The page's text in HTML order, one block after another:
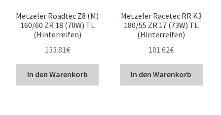
Metzeler Roadtec Z8 (M)
160/60 ZR 18 (70W) TL
(Hinterreifen)
133.81€
In den Warenkorb
Metzeler Racetec RR K3
180/55 ZR 17 (73W) TL
(Hinterreifen)
181.62€
In den Warenkorb